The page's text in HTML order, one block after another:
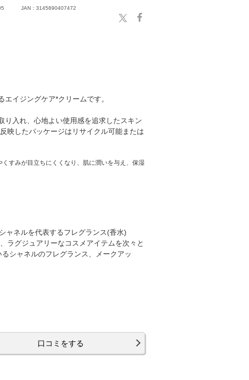
JAN：3145890407472
イジングケア*クリームです。
り入れ、心地よい使用感を追求したスキン
映したパッケージはリサイクル可能または
すみが目立ちにくくなり、肌に潤いを与え、保湿
ャネルを代表するフレグランス(香水)
ラグジュアリーなコスメアイテムを次々と
シャネルのフレグランス、メークアッ
口コミをする